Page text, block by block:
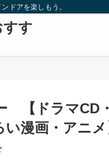
ドアを楽しもう。
すす
【ドラマCD
漫画・アニメ